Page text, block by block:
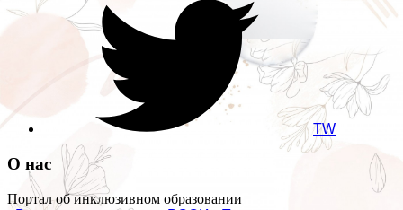
TW
О нас
Портал об инклюзивном образовании